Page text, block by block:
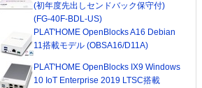
(初年度先出しセンドバック保守付)
(FG-40F-BDL-US)
PLAT'HOME OpenBlocks A16 Debian
11搭載モデル (OBSA16/D11A)
PLAT'HOME OpenBlocks IX9 Windows
10 IoT Enterprise 2019 LTSC搭載